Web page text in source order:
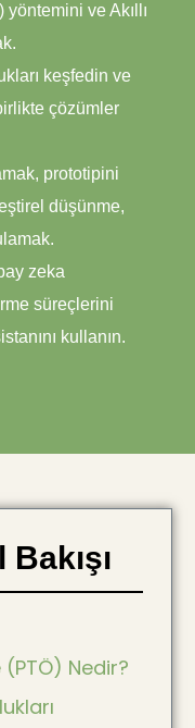
ve Akıllı
keşfedin ve
çözümler
prototipini
düşünme,
zeka
süreçlerini
kullanın.
(PTÖ) Nedir?